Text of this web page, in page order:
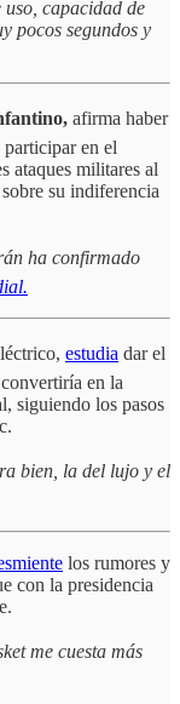
uso, capacidad de
pocos segundos y
afirma haber
en el
ataques militares al
su indiferencia
ha confirmado
estudia dar el
en la
siguiendo los pasos
bien, la del lujo y el
los rumores y
con la presidencia
me cuesta más